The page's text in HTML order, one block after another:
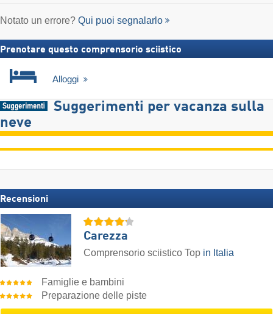
Notato un errore? Qui puoi segnalarlo
Prenotare questo comprensorio sciistico
Alloggi
Suggerimenti per vacanza sulla
neve
Recensioni
Carezza
Comprensorio sciistico Top in Italia
Famiglie e bambini
Preparazione delle piste